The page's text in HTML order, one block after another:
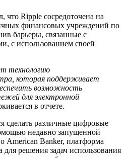
что Ripple сосредоточена на
финансовых учреждений по
барьеры, связанные с
с использованием своей
технологию
которая поддерживает
возможность
для электронной
в отчете.
сделать различные цифровые
недавно запущенной
American Banker, платформа
решения задач использования